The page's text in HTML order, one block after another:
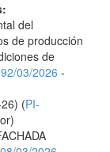
del
de producción
de
03/2026 -
(PI-